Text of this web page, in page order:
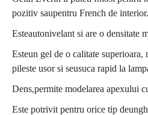
pozitiv saupentru French de interior.
Esteautonivelant si are o densitate
Esteun gel de o calitate superioara,
pileste usor si seusuca rapid la
Dens,permite modelarea apexului
Este potrivit pentru orice tip